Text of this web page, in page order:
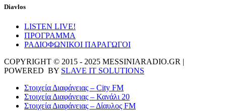
Diavlos
LISTEN LIVE!
ΠΡΟΓΡΑΜΜΑ
ΡΑΔΙΟΦΩΝΙΚΟΙ ΠΑΡΑΓΩΓΟΙ
COPYRIGHT © 2015 - 2025 MESSINIARADIO.GR |
POWERED BY SLAVE IT SOLUTIONS
Στοιχεία Διαφάνειας – City FM
Στοιχεία Διαφάνειας – Κανάλι 20
Στοιχεία Διαφάνειας – Δίαυλος FM